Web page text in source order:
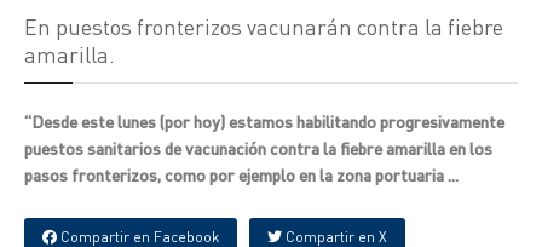
En puestos fronterizos vacunarán contra la fiebre
amarilla.
“Desde este lunes (por hoy) estamos habilitando progresivamente
puestos sanitarios de vacunación contra la fiebre amarilla en los
pasos fronterizos, como por ejemplo en la zona portuaria ...
Compartir en Facebook Compartir en X